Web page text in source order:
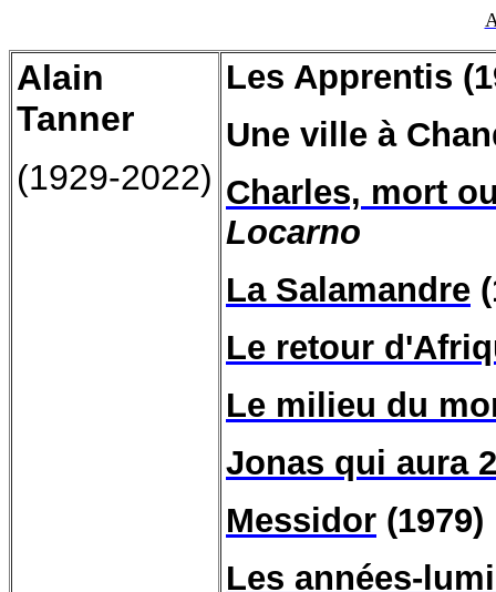
Alain
Tanner
(1929-2022)
Les Apprentis
Une ville à
Charles, mort
Locarno
La Salamandre
Le retour
Le milieu du
Jonas qui aura
Messidor (1979)
Les années-